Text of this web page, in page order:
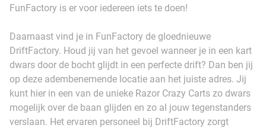
FunFactory is er voor iedereen iets te doen!
Daarnaast vind je in FunFactory de gloednieuwe
DriftFactory. Houd jij van het gevoel wanneer je in een kart
dwars door de bocht glijdt in een perfecte drift? Dan ben jij
op deze adembenemende locatie aan het juiste adres. Jij
kunt hier in een van de unieke Razor Crazy Carts zo dwars
mogelijk over de baan glijden en zo al jouw tegenstanders
verslaan. Het ervaren personeel bij DriftFactory zorgt